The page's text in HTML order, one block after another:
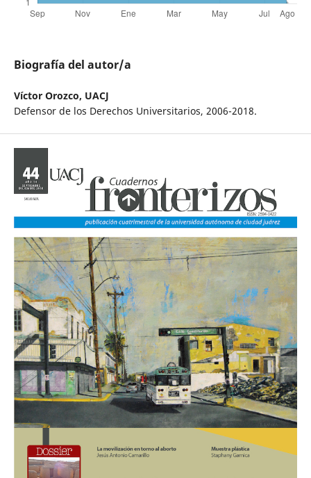
Biografía del autor/a
Víctor Orozco, UACJ
Defensor de los Derechos Universitarios, 2006-2018.